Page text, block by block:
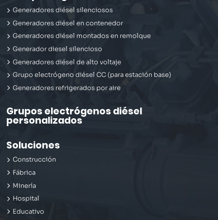
Generadores diésel silenciosos
Generadores diésel en contenedor
Generadores diésel montados en remolque
Generador diesel silencioso
Generadores diésel de alto voltaje
Grupo electrógeno diésel CC (para estación base)
Generadores refrigerados por aire
Grupos electrógenos diésel
personalizados
Soluciones
Construcción
Fábrica
Minería
Hospital
Educativo